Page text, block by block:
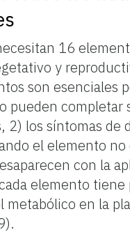
16
y
son esenciales
pueden completar
2) los síntomas de
el elemento no
con la
elemento tiene
metabólico en la